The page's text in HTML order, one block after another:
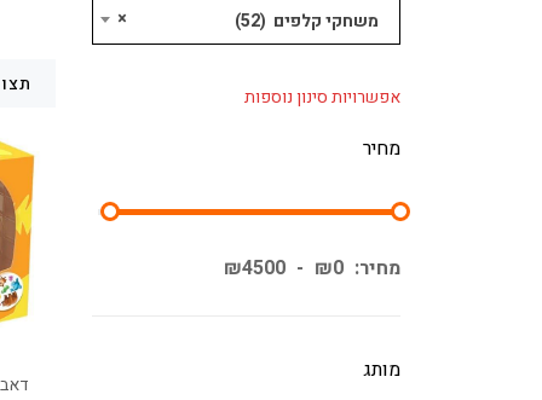
× משחקי קלפים (52)
אפשרויות סינון נוספות
מחיר
מחיר: ₪0
-
₪4500
מותג